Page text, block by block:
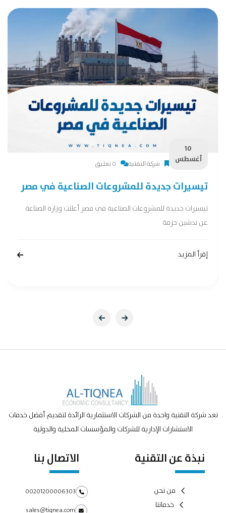
10
أغسطس
شركة التقنية 0 تعليق
تيسيرات جديدة للمشروعات الصناعية في مصر
تيسيرات جديدة للمشروعات الصناعية في مصر أعلنت وزارة الصناعة
عن تدشين حزمة
إقرأ المزيد
تعد شركة التقنية واحدة من الشركات الاستثمارية الرائدة لتقديم أفضل خدمات
الاستشارات الإدارية للشركات والمؤسسات المحلية والدولية
نبذة عن التقنية
من نحن
خدماتنا
الاتصال بنا
00201200006303
sales@tiqnea.com